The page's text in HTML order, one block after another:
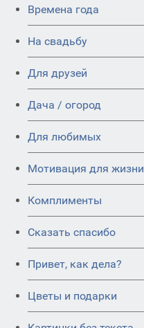
Времена года
На свадьбу
Для друзей
Дача / огород
Для любимых
Мотивация для жизни
Комплименты
Сказать спасибо
Привет, как дела?
Цветы и подарки